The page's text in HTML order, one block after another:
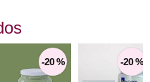
-20 % -20 %